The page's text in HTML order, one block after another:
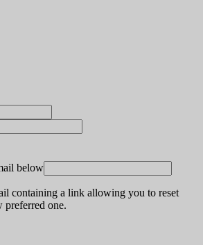
below
containing a link allowing you to reset
preferred one.